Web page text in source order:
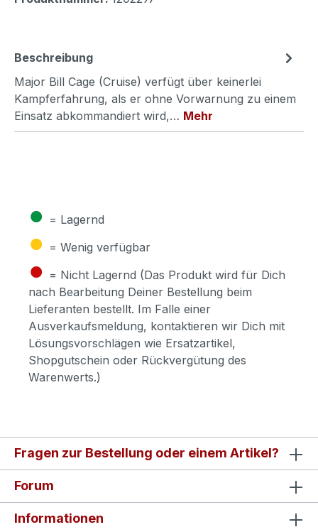
Beschreibung
Major Bill Cage (Cruise) verfügt über keinerlei
Kampferfahrung, als er ohne Vorwarnung zu einem
Einsatz abkommandiert wird,… Mehr
● = Lagernd
● = Wenig verfügbar
● = Nicht Lagernd (Das Produkt wird für Dich
nach Bearbeitung Deiner Bestellung beim
Lieferanten bestellt. Im Falle einer
Ausverkaufsmeldung, kontaktieren wir Dich mit
Lösungsvorschlägen wie Ersatzartikel,
Shopgutschein oder Rückvergütung des
Warenwerts.)
Fragen zur Bestellung oder einem Artikel?
Forum
Informationen